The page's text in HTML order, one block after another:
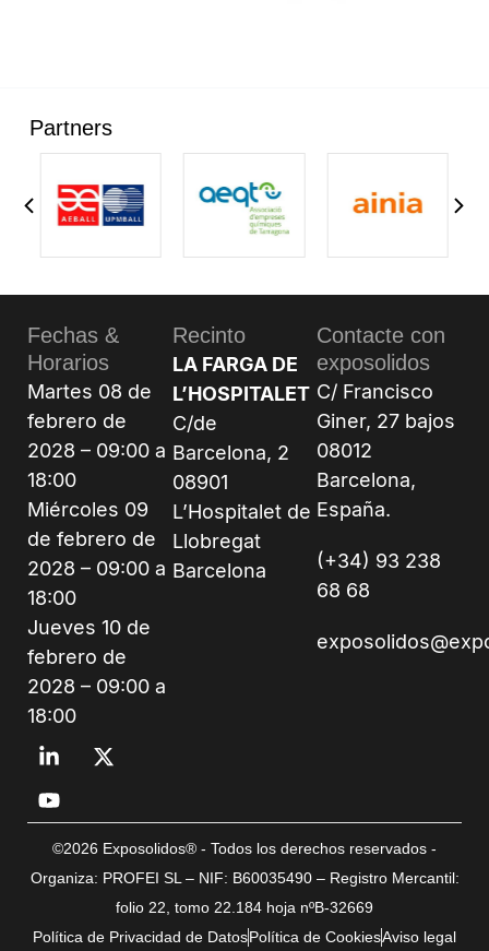
Partners
Fechas &
Horarios
Martes 08 de
febrero de
2028 – 09:00 a
18:00
Miércoles 09
de febrero de
2028 – 09:00 a
18:00
Jueves 10 de
febrero de
2028 – 09:00 a
18:00
Recinto
LA FARGA DE
L’HOSPITALET
C/de
Barcelona, 2
08901
L’Hospitalet de
Llobregat
Barcelona
Contacte con
exposolidos
C/ Francisco
Giner, 27 bajos
08012
Barcelona,
España.
(+34) 93 238
68 68
©2026 Exposolidos® - Todos los derechos reservados -
Organiza: PROFEI SL – NIF: B60035490 – Registro Mercantil:
folio 22, tomo 22.184 hoja nºB-32669
Política de Privacidad de DatosPolítica de CookiesAviso legal